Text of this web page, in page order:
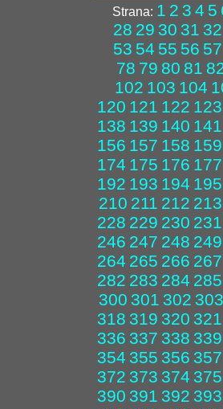
Strana: 1 2 3 4 5
28 29 30 31 32
53 54 55 56 57
78 79 80 81
102 103 104
120 121 122 123
138 139 140 141
156 157 158 159
174 175 176 177
192 193 194 195
210 211 212 213
228 229 230 231
246 247 248 249
264 265 266 267
282 283 284 285
300 301 302 303
318 319 320 321
336 337 338 339
354 355 356 357
372 373 374 375
390 391 392 393